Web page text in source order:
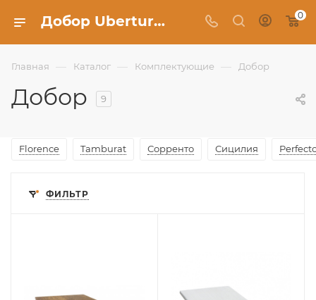
Добор Uberture купить в Москве - Фабрика Uberture 0
Главная — Каталог — Комплектующие — Добор
Добор 9
Florence Tamburat Сорренто Сицилия
ФИЛЬТР